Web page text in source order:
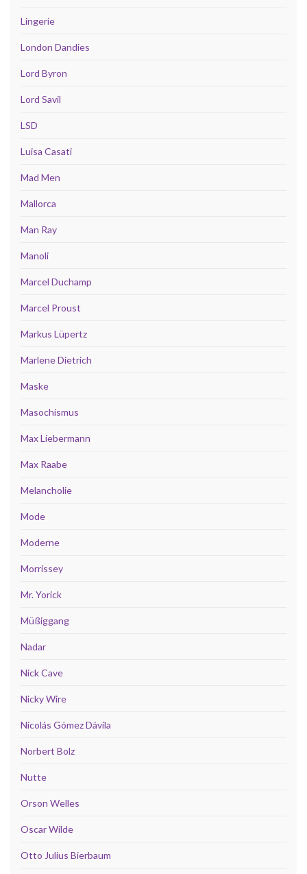
Lingerie
London Dandies
Lord Byron
Lord Savil
LSD
Luisa Casati
Mad Men
Mallorca
Man Ray
Manoli
Marcel Duchamp
Marcel Proust
Markus Lüpertz
Marlene Dietrich
Maske
Masochismus
Max Liebermann
Max Raabe
Melancholie
Mode
Moderne
Morrissey
Mr. Yorick
Müßiggang
Nadar
Nick Cave
Nicky Wire
Nicolás Gómez Dávila
Norbert Bolz
Nutte
Orson Welles
Oscar Wilde
Otto Julius Bierbaum